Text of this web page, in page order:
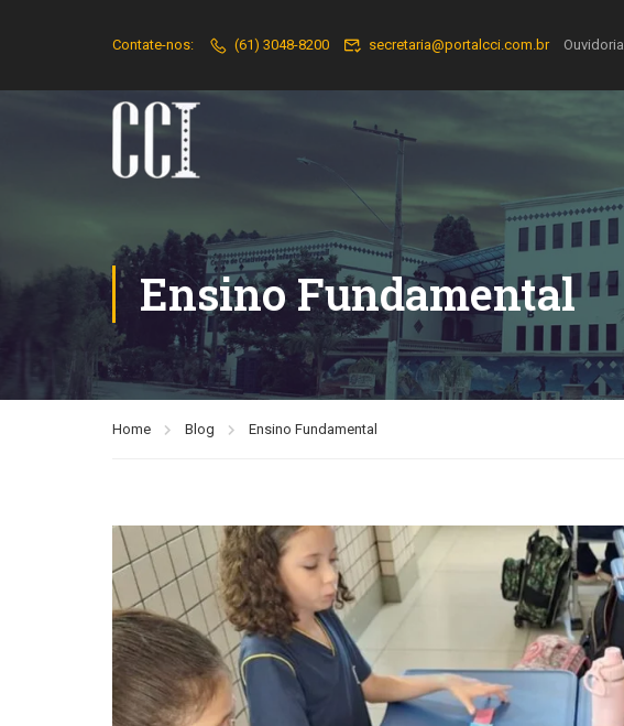
Contate-nos: (61) 3048-8200 secretaria@portalcci.com.br Ouvidoria
Ensino Fundamental
Home Blog Ensino Fundamental